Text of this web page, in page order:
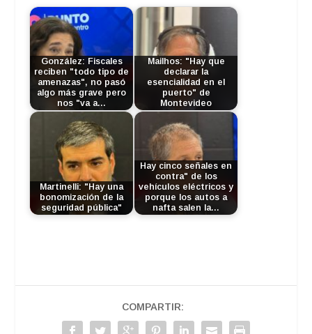
González: Fiscales
reciben "todo tipo de
amenazas", no pasó
algo más grave pero
nos "va a…
Mailhos: "Hay que
declarar la
esencialidad en el
puerto" de
Montevideo
Martinelli: "Hay una
bonomización de la
seguridad pública"
Hay cinco señales en
contra" de los
vehículos eléctricos y
porque los autos a
nafta salen la…
COMPARTIR: